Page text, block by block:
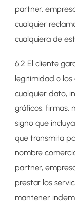
partner,
cualquier
cualquiera de
6.2 El cliente
legitimidad o los
cualquier dato,
gráficos, firmas,
signo que
que transmita
nombre
partner,
prestar los
mantener